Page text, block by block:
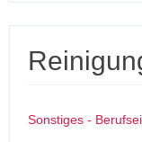
Sonstiges -